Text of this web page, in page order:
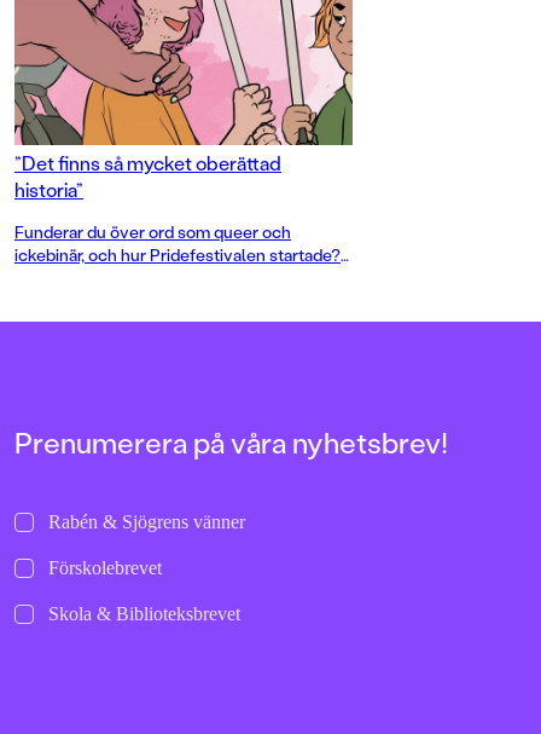
”Det finns så mycket oberättad
historia”
Funderar du över ord som queer och
ickebinär, och hur Pridefestivalen startade?
dig mer om hbtqi-rörelsen, vilka rättigheter
Prenumerera på våra nyhetsbrev!
Rabén & Sjögrens vänner
Förskolebrevet
Skola & Biblioteksbrevet